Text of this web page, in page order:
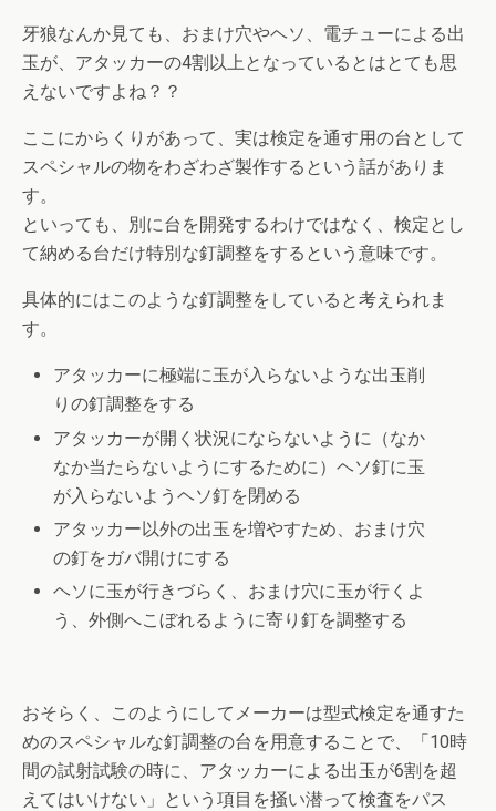
牙狼なんか見ても、おまけ穴やヘソ、電チューによる出
玉が、アタッカーの4割以上となっているとはとても思
えないですよね？？
ここにからくりがあって、実は検定を通す用の台として
スペシャルの物をわざわざ製作するという話がありま
す。
といっても、別に台を開発するわけではなく、検定とし
て納める台だけ特別な釘調整をするという意味です。
具体的にはこのような釘調整をしていると考えられま
す。
アタッカーに極端に玉が入らないような出玉削
りの釘調整をする
アタッカーが開く状況にならないように（なか
なか当たらないようにするために）ヘソ釘に玉
が入らないようヘソ釘を閉める
アタッカー以外の出玉を増やすため、おまけ穴
の釘をガバ開けにする
ヘソに玉が行きづらく、おまけ穴に玉が行くよ
う、外側へこぼれるように寄り釘を調整する
おそらく、このようにしてメーカーは型式検定を通すた
めのスペシャルな釘調整の台を用意することで、「10時
間の試射試験の時に、アタッカーによる出玉が6割を超
えてはいけない」という項目を掻い潜って検査をパス